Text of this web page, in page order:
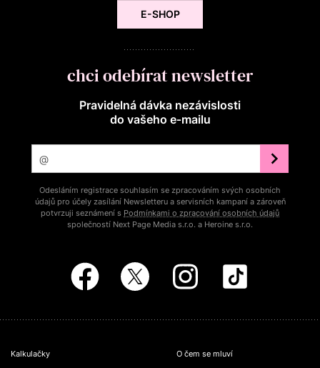
E-SHOP
chci odebírat newsletter
Pravidelná dávka nezávislosti
do vašeho e‑mailu
Odesláním registrace souhlasím se zpracováním svých osobních
údajů pro účely zasílání Newsletteru a servisních kampaní a zároveň
potvrzuji seznámení s Podmínkami o zpracování osobních údajů
společností Next Page Media s.r.o. a Heroine s.r.o.
Kalkulačky
O čem se mluví